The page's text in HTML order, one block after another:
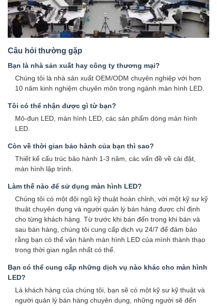
Câu hỏi thường gặp
Bạn là nhà sản xuất hay công ty thương mại?
Chúng tôi là nhà sản xuất OEM/ODM chuyên nghiệp với hơn
10 năm kinh nghiệm chuyên môn trong ngành màn hình LED.
Tôi có thể nhận được gì từ bạn?
Mô-đun LED, màn hình LED, các sản phẩm dòng màn hình
LED.
Còn về thời gian bảo hành của bạn thì sao?
Thiết kế cấu trúc bảo hành 1-3 năm, các vấn đề về cài đặt,
màn hình lập trình.
Làm thế nào để sử dụng màn hình LED?
Chúng tôi có một đội ngũ kỹ thuật hoàn chỉnh, với một kỹ sư kỹ
thuật chuyên dụng và người quản lý bán hàng được chỉ định
cho từng khách hàng. Từ trước khi bán đến trong khi bán và
sau bán hàng, chúng tôi cung cấp dịch vụ 24/7 để đảm bảo
rằng bạn có thể vận hành màn hình LED của mình thành thạo
trong thời gian ngắn nhất có thể.
Bạn có thể cung cấp những dịch vụ nào khác cho màn hình
LED?
Là khách hàng của chúng tôi, bạn sẽ có một kỹ sư kỹ thuật và
người quản lý bán hàng chuyên dụng, những người sẽ đến